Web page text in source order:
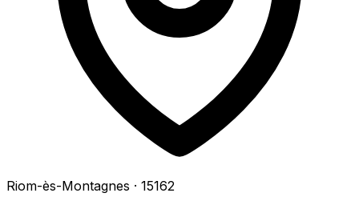
Riom-ès-Montagnes · 15162